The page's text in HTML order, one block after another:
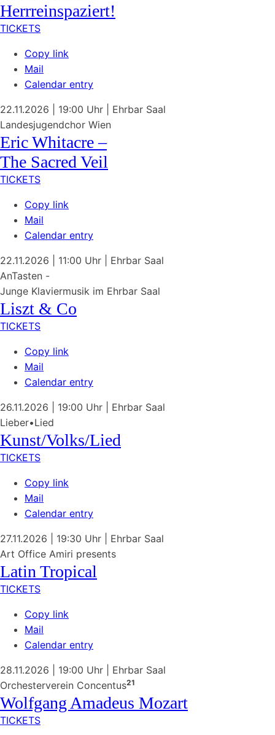
Herrreinspaziert!
TICKETS
Copy link
Mail
Calendar entry
22.11.2026 | 19:00 Uhr
Ehrbar Saal
Landesjugendchor Wien
Eric Whitacre –
The Sacred Veil
TICKETS
Copy link
Mail
Calendar entry
22.11.2026 | 11:00 Uhr
Ehrbar Saal
AnTasten -
Junge Klaviermusik im Ehrbar Saal
Liszt & Co
TICKETS
Copy link
Mail
Calendar entry
26.11.2026 | 19:00 Uhr
Ehrbar Saal
Lieber•Lied
Kunst/Volks/Lied
TICKETS
Copy link
Mail
Calendar entry
27.11.2026 | 19:30 Uhr
Ehrbar Saal
Art Office Amiri presents
Latin Tropical
TICKETS
Copy link
Mail
Calendar entry
28.11.2026 | 19:00 Uhr
Ehrbar Saal
Orchesterverein Concentus21
Wolfgang Amadeus Mozart
TICKETS